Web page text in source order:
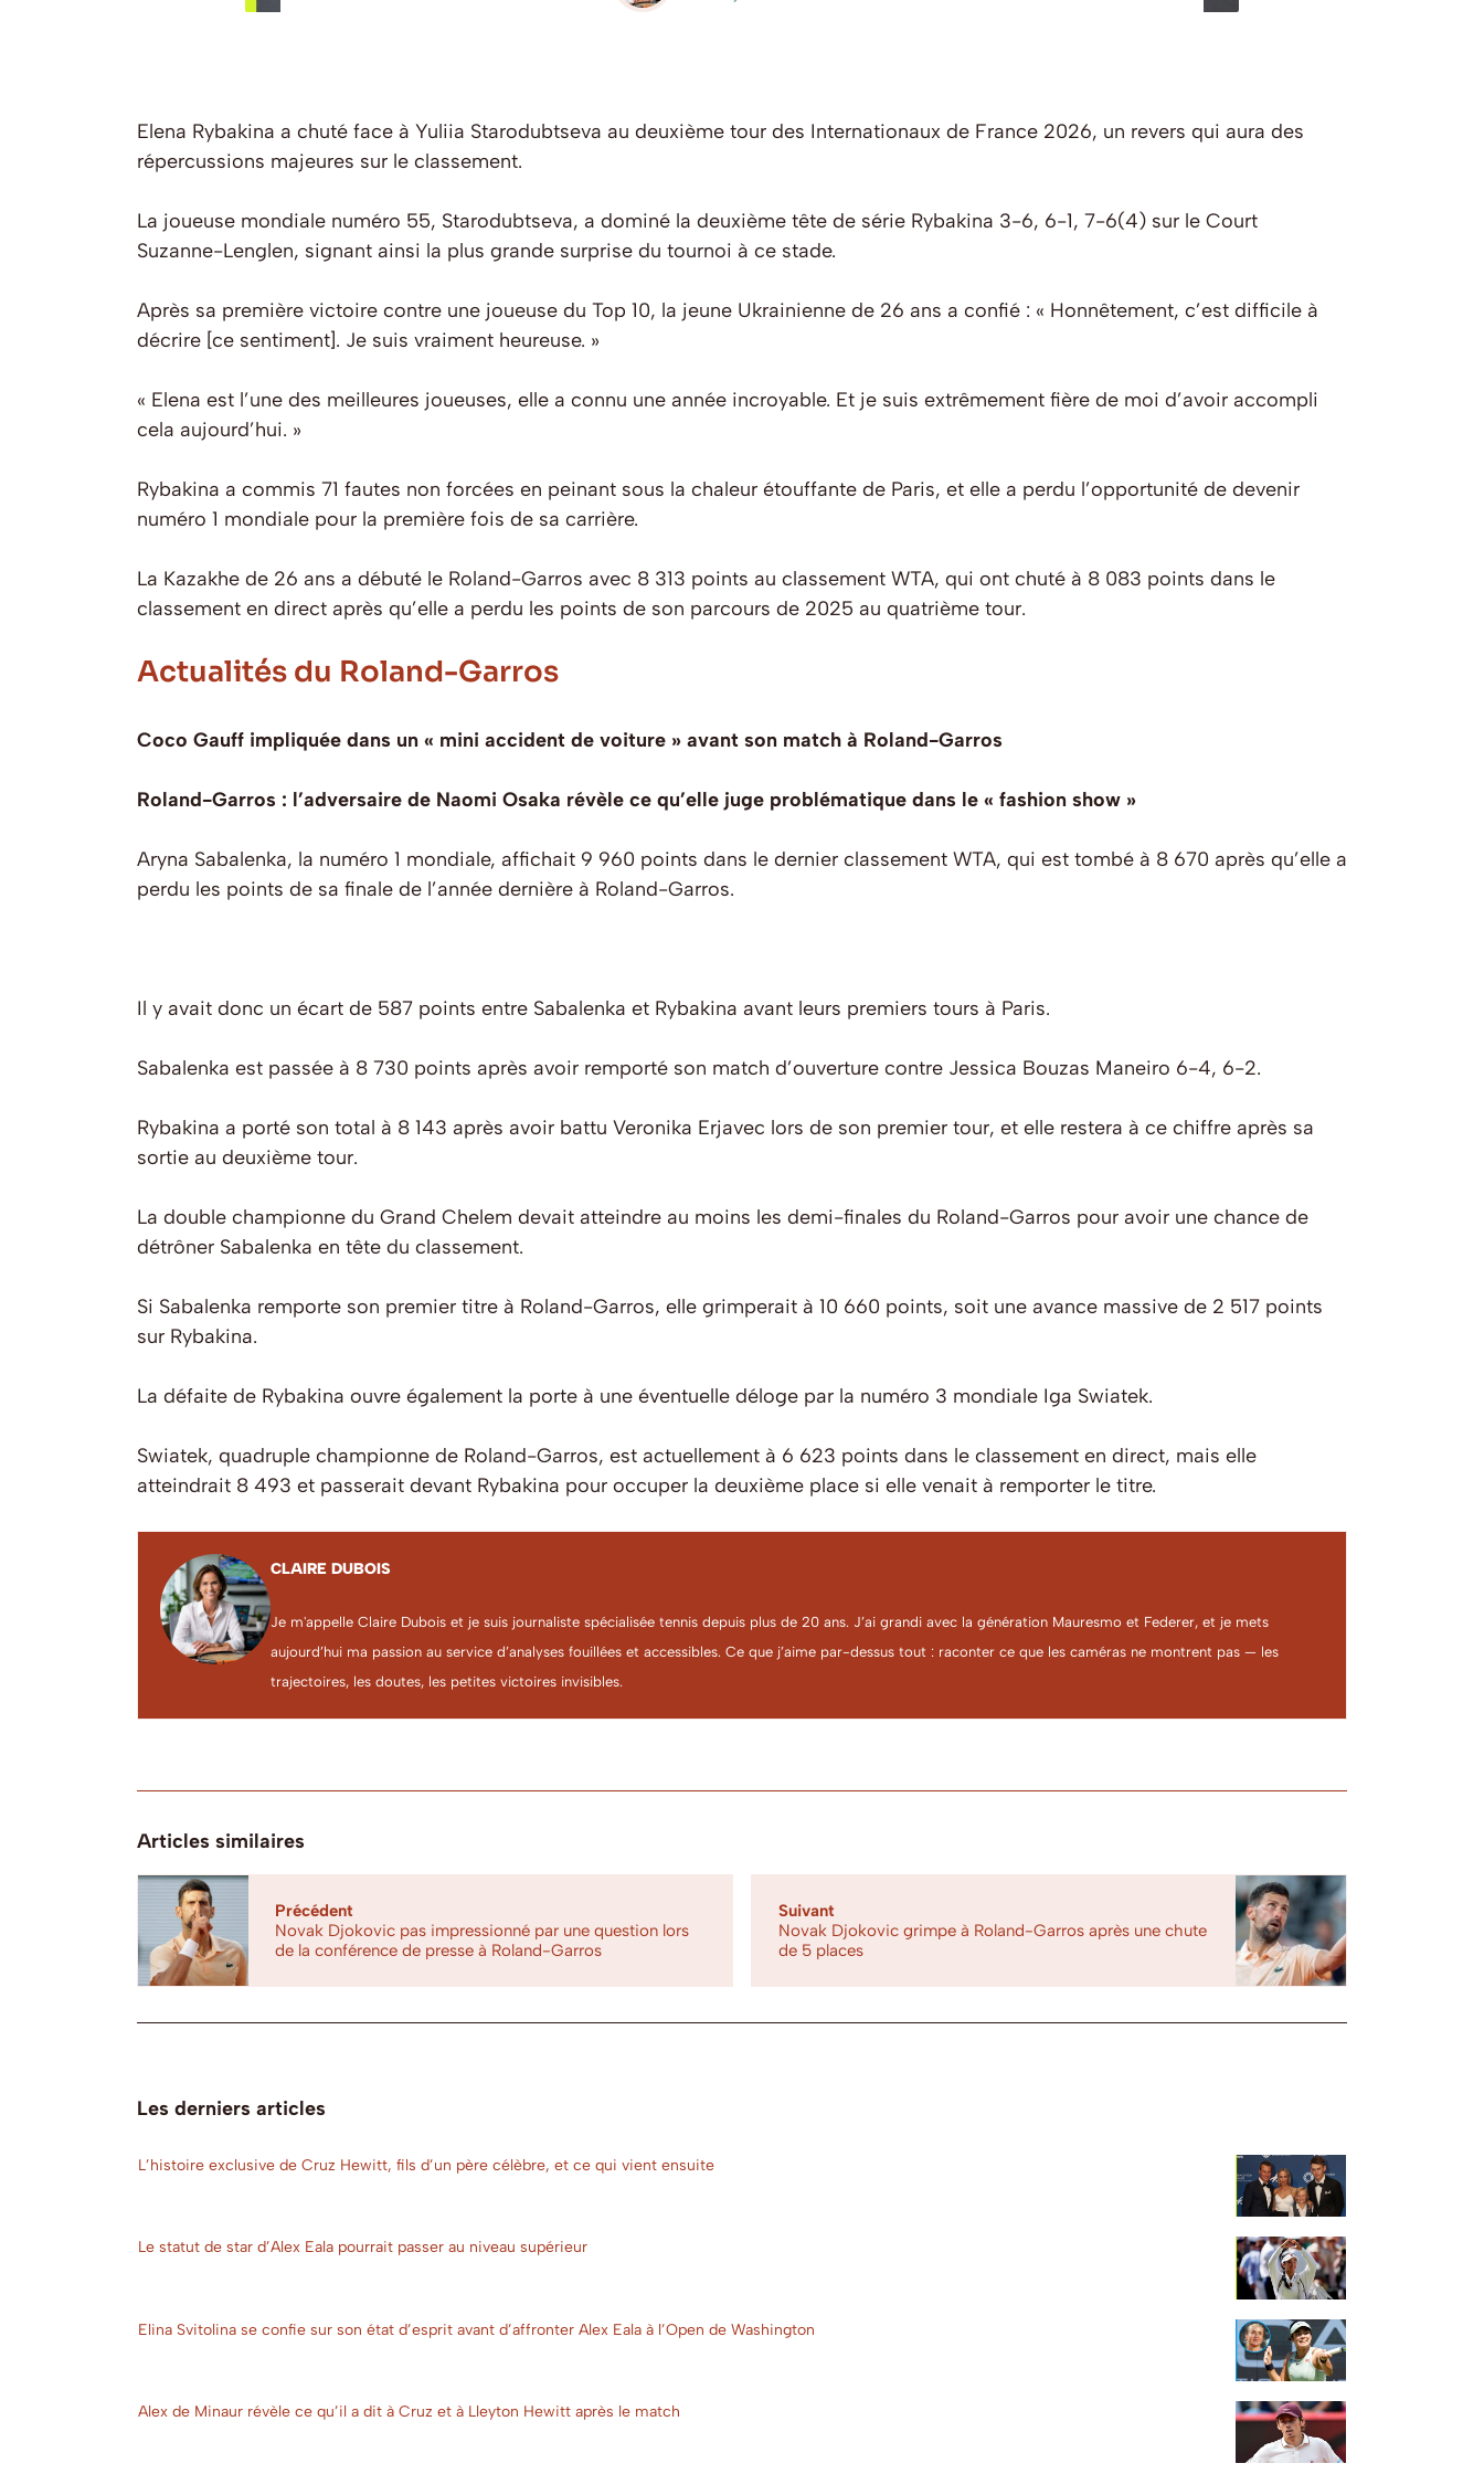
Elena Rybakina a chuté face à Yuliia Starodubtseva au deuxième tour des Internationaux de France 2026, un revers qui aura des
répercussions majeures sur le classement.
La joueuse mondiale numéro 55, Starodubtseva, a dominé la deuxième tête de série Rybakina 3-6, 6-1, 7-6(4) sur le Court
Suzanne-Lenglen, signant ainsi la plus grande surprise du tournoi à ce stade.
Après sa première victoire contre une joueuse du Top 10, la jeune Ukrainienne de 26 ans a confié : « Honnêtement, c’est difficile à
décrire [ce sentiment]. Je suis vraiment heureuse. »
« Elena est l’une des meilleures joueuses, elle a connu une année incroyable. Et je suis extrêmement fière de moi d’avoir accompli
cela aujourd’hui. »
Rybakina a commis 71 fautes non forcées en peinant sous la chaleur étouffante de Paris, et elle a perdu l’opportunité de devenir
numéro 1 mondiale pour la première fois de sa carrière.
La Kazakhe de 26 ans a débuté le Roland-Garros avec 8 313 points au classement WTA, qui ont chuté à 8 083 points dans le
classement en direct après qu’elle a perdu les points de son parcours de 2025 au quatrième tour.
Actualités du Roland-Garros
Coco Gauff impliquée dans un « mini accident de voiture » avant son match à Roland-Garros
Roland-Garros : l’adversaire de Naomi Osaka révèle ce qu’elle juge problématique dans le « fashion show »
Aryna Sabalenka, la numéro 1 mondiale, affichait 9 960 points dans le dernier classement WTA, qui est tombé à 8 670 après qu’elle a
perdu les points de sa finale de l’année dernière à Roland-Garros.
Il y avait donc un écart de 587 points entre Sabalenka et Rybakina avant leurs premiers tours à Paris.
Sabalenka est passée à 8 730 points après avoir remporté son match d’ouverture contre Jessica Bouzas Maneiro 6-4, 6-2.
Rybakina a porté son total à 8 143 après avoir battu Veronika Erjavec lors de son premier tour, et elle restera à ce chiffre après sa
sortie au deuxième tour.
La double championne du Grand Chelem devait atteindre au moins les demi-finales du Roland-Garros pour avoir une chance de
détrôner Sabalenka en tête du classement.
Si Sabalenka remporte son premier titre à Roland-Garros, elle grimperait à 10 660 points, soit une avance massive de 2 517 points
sur Rybakina.
La défaite de Rybakina ouvre également la porte à une éventuelle déloge par la numéro 3 mondiale Iga Swiatek.
Swiatek, quadruple championne de Roland-Garros, est actuellement à 6 623 points dans le classement en direct, mais elle
atteindrait 8 493 et passerait devant Rybakina pour occuper la deuxième place si elle venait à remporter le titre.
CLAIRE DUBOIS
Je m'appelle Claire Dubois et je suis journaliste spécialisée tennis depuis plus de 20 ans. J’ai grandi avec la génération Mauresmo et Federer, et je mets
aujourd’hui ma passion au service d’analyses fouillées et accessibles. Ce que j’aime par-dessus tout : raconter ce que les caméras ne montrent pas — les
trajectoires, les doutes, les petites victoires invisibles.
Articles similaires
Précédent
Novak Djokovic pas impressionné par une question lors
de la conférence de presse à Roland-Garros
Suivant
Novak Djokovic grimpe à Roland-Garros après une chute
de 5 places
Les derniers articles
L’histoire exclusive de Cruz Hewitt, fils d’un père célèbre, et ce qui vient ensuite
Le statut de star d’Alex Eala pourrait passer au niveau supérieur
Elina Svitolina se confie sur son état d’esprit avant d’affronter Alex Eala à l’Open de Washington
Alex de Minaur révèle ce qu’il a dit à Cruz et à Lleyton Hewitt après le match